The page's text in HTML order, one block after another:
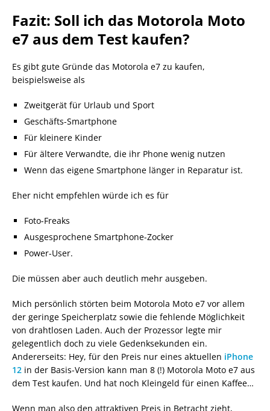
Fazit: Soll ich das Motorola Moto
e7 aus dem Test kaufen?
Es gibt gute Gründe das Motorola e7 zu kaufen,
beispielsweise als
Zweitgerät für Urlaub und Sport
Geschäfts-Smartphone
Für kleinere Kinder
Für ältere Verwandte, die ihr Phone wenig nutzen
Wenn das eigene Smartphone länger in Reparatur ist.
Eher nicht empfehlen würde ich es für
Foto-Freaks
Ausgesprochene Smartphone-Zocker
Power-User.
Die müssen aber auch deutlich mehr ausgeben.
Mich persönlich störten beim Motorola Moto e7 vor allem
der geringe Speicherplatz sowie die fehlende Möglichkeit
von drahtlosen Laden. Auch der Prozessor legte mir
gelegentlich doch zu viele Gedenksekunden ein.
Andererseits: Hey, für den Preis nur eines aktuellen iPhone
12 in der Basis-Version kann man 8 (!) Motorola Moto e7 aus
dem Test kaufen. Und hat noch Kleingeld für einen Kaffee…
Wenn man also den attraktiven Preis in Betracht zieht,